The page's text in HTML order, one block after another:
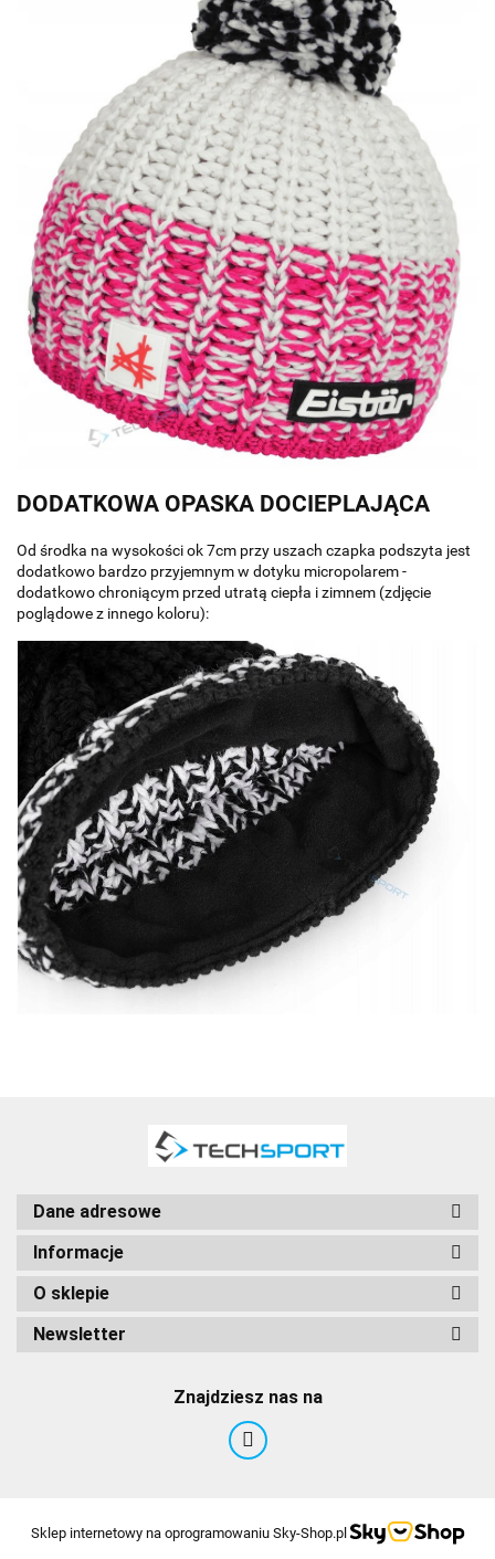
DODATKOWA OPASKA DOCIEPLAJĄCA
Od środka na wysokości ok 7cm przy uszach czapka podszyta jest
dodatkowo bardzo przyjemnym w dotyku micropolarem -
dodatkowo chroniącym przed utratą ciepła i zimnem (zdjęcie
poglądowe z innego koloru):
Dane adresowe
Informacje
O sklepie
Newsletter
Znajdziesz nas na
Sklep internetowy na oprogramowaniu Sky-Shop.pl